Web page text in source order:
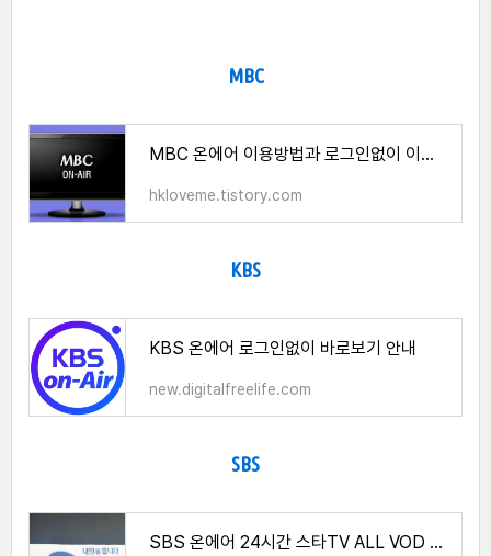
MBC
MBC 온에어 이용방법과 로그인없이 이용하기 안내
hkloveme.tistory.com
KBS
KBS 온에어 로그인없이 바로보기 안내
new.digitalfreelife.com
SBS
SBS 온에어 24시간 스타TV ALL VOD 이용방법 총정리